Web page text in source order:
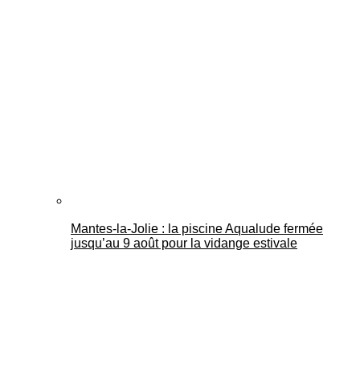
Mantes-la-Jolie : la piscine Aqualude fermée
jusqu’au 9 août pour la vidange estivale